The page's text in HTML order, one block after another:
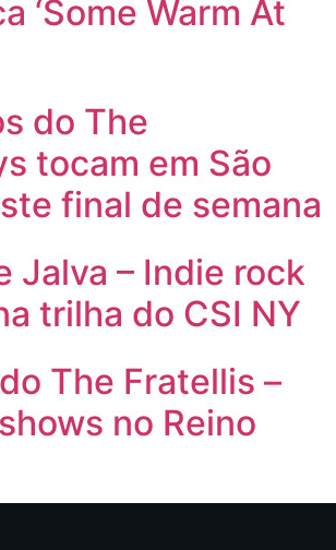
‘Some Warm At
do The
tocam em São
final de semana
Jalva – Indie rock
trilha do CSI NY
The Fratellis –
no Reino